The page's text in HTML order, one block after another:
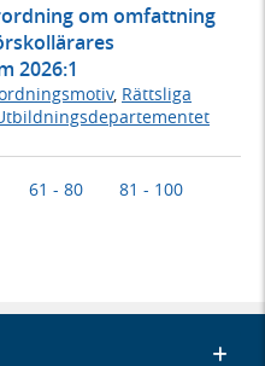
om omfattning
2026:1
, Rättsliga
61 - 80 81 - 100